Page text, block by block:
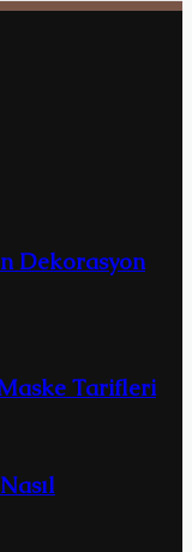
Dekorasyon
Tarifleri